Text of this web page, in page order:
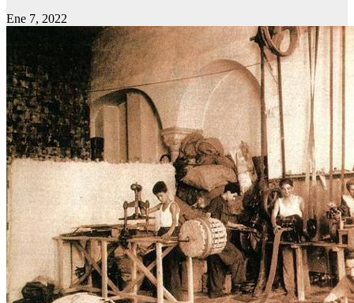
Ene 7, 2022